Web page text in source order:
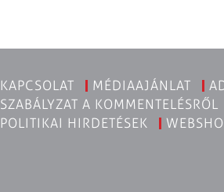
KAPCSOLAT MÉDIAAJÁNLAT
SZABÁLYZAT A KOMMENTELÉSRŐL
POLITIKAI HIRDETÉSEK